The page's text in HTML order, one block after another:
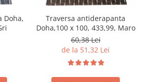
Doha,
Traversa antiderapanta
Doha,100 x 100, 433,99, Maro
60,38 Lei
de la 51,32 Lei